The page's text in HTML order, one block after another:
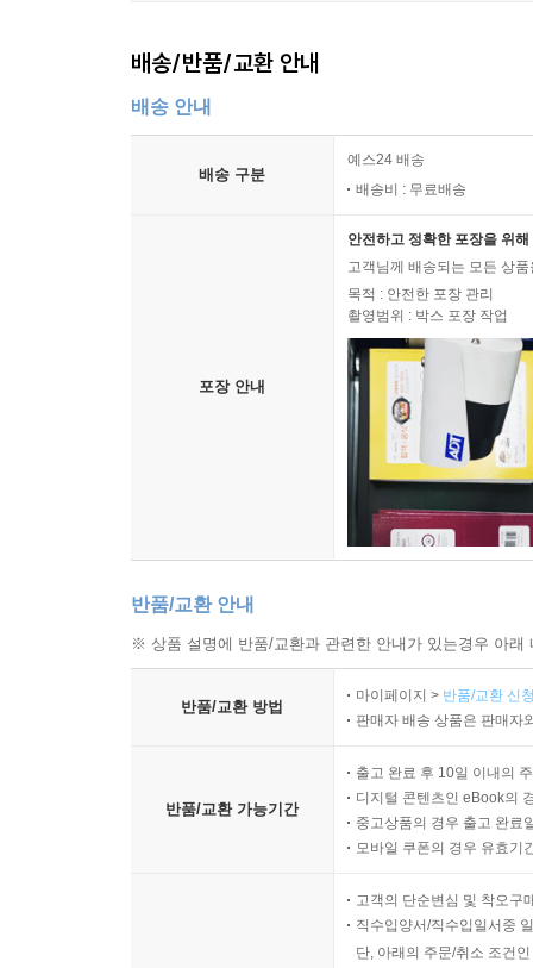
우리에게 올 수 있었다.
할 것들을 어떻게든 지켜오는 그 마음이, 어떻게
상기시킨다는 점이다. 그러므로 모든 그림은, 그
배송/반품/교환 안내
배송 안내
배송 구분
예스24 배송
배송비 : 무료배송
포장 안내
안전하고 정확한 포장을 위
고객님께 배송되는 모든 상
목적 : 안전한 포장 관리
촬영범위 : 박스 포장 작업
반품/교환 안내
※ 상품 설명에 반품/교환과 관련한 안내가 있는경우 아
반품/교환 방법
마이페이지 > 반품/교환 신
판매자 배송 상품은 판매자
반품/교환 가능기간
출고 완료 후 10일 이내의
디지털 콘텐츠인 eBook의
중고상품의 경우 출고 완료
모바일 쿠폰의 경우 유효기
고객의 단순변심 및 착오구
직수입양서/직수입일서중
단, 아래의 주문/취소 조건